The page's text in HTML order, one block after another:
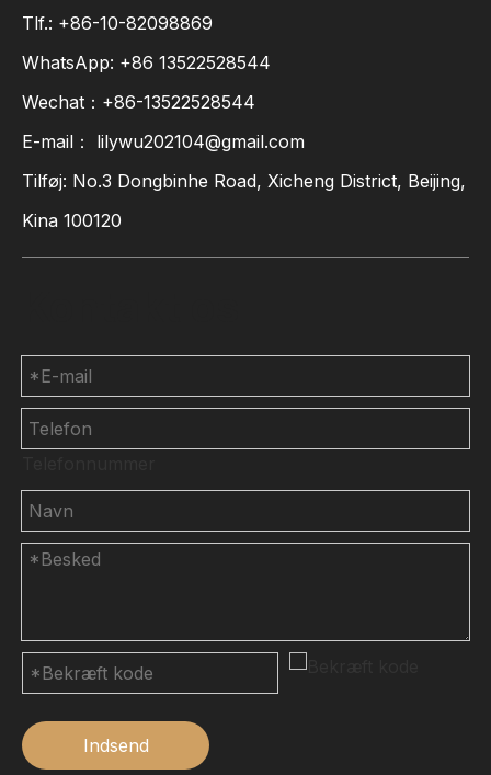
Tlf.: +86-10-82098869
WhatsApp: +86 13522528544
Wechat：+86-13522528544
E-mail： lilywu202104@gmail.com
Tilføj: No.3 Dongbinhe Road, Xicheng District, Beijing,
Kina 100120
Indsend